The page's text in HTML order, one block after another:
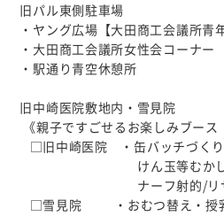
旧パル東側駐車場
・ヤング広場【大田商工会議所青年
・大田商工会議所女性会コーナー
・駅通り青空休憩所
旧中崎医院敷地内・雪見院
《親子ですごせるお楽しみブース
□旧中崎医院 ・缶バッチづく
けん玉等むかし
ナーフ射的/リサイ
□雪見院 ・おむつ替え・授